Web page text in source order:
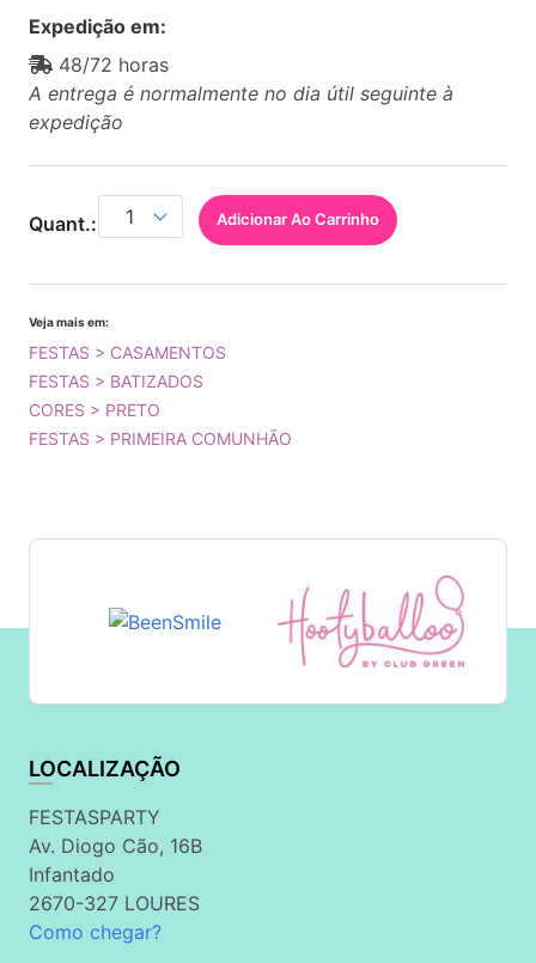
Expedição em:
48/72 horas
A entrega é normalmente no dia útil seguinte à
expedição
Quant.: Adicionar Ao Carrinho
Veja mais em:
FESTAS > CASAMENTOS
FESTAS > BATIZADOS
CORES > PRETO
FESTAS > PRIMEIRA COMUNHÃO
LOCALIZAÇÃO
FESTASPARTY
Av. Diogo Cão, 16B
Infantado
2670-327 LOURES
Como chegar?